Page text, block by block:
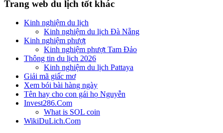
Trang web du lịch tốt khác
Kinh nghiệm du lịch
Kinh nghiệm du lịch Đà Nẵng
Kinh nghiệm phượt
Kinh nghiệm phượt Tam Đảo
Thông tin du lịch 2026
Kinh nghiệm du lịch Pattaya
Giải mã giấc mơ
Xem bói bài hàng ngày
Tên hay cho con gái họ Nguyễn
Invest286.Com
What is SOL coin
WikiDuLich.Com